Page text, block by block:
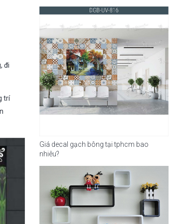
đi
trí
Giá decal gạch bông tại tphcm bao
nhiêu?